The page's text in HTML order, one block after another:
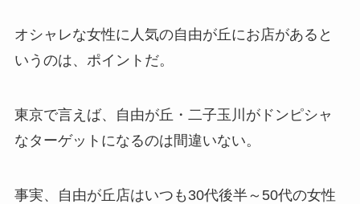
オシャレな女性に人気の自由が丘にお店があると
いうのは、ポイントだ。
東京で言えば、自由が丘・二子玉川がドンピシャ
なターゲットになるのは間違いない。
事実、自由が丘店はいつも30代後半～50代の女性